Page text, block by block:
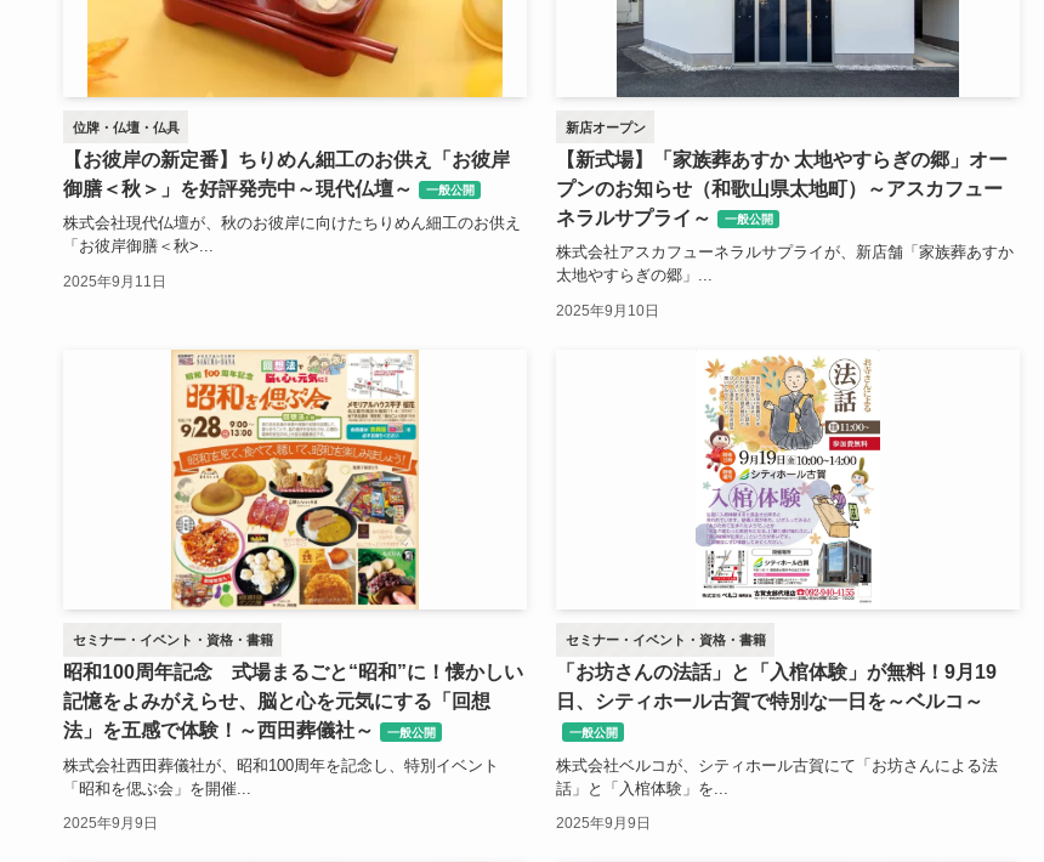
位牌・仏壇・仏具
【お彼岸の新定番】ちりめん細工のお供え「お彼岸
御膳＜秋＞」を好評発売中～現代仏壇～
一般公開
株式会社現代仏壇が、秋のお彼岸に向けたちりめん細工のお供え
「お彼岸御膳＜秋>...
2025年9月11日
新店オープン
【新式場】「家族葬あすか 太地やすらぎの郷」オー
プンのお知らせ（和歌山県太地町）～アスカフュー
ネラルサプライ～
一般公開
株式会社アスカフューネラルサプライが、新店舗「家族葬あすか
太地やすらぎの郷」...
2025年9月10日
セミナー・イベント・資格・書籍
昭和100周年記念 式場まるごと“昭和”に！懐かしい
記憶をよみがえらせ、脳と心を元気にする「回想
法」を五感で体験！～西田葬儀社～
一般公開
株式会社西田葬儀社が、昭和100周年を記念し、特別イベント
「昭和を偲ぶ会」を開催...
2025年9月9日
セミナー・イベント・資格・書籍
「お坊さんの法話」と「入棺体験」が無料！9月19
日、シティホール古賀で特別な一日を～ベルコ～
一般公開
株式会社ベルコが、シティホール古賀にて「お坊さんによる法
話」と「入棺体験」を...
2025年9月9日